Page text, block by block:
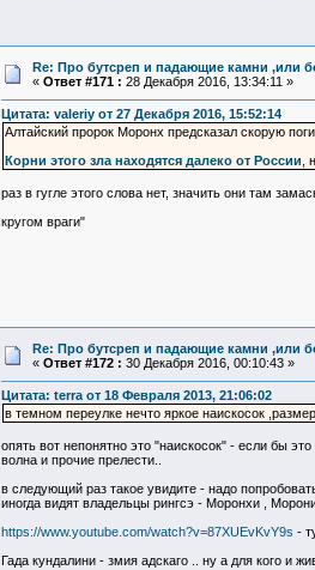
Re: Про бутсреп и падающие камни ,или
« Ответ #171 : 28 Декабря 2016, 13:34:11 »
Цитата: valeriy от 27 Декабря 2016, 15:52:14
Алтайский пророк Моронх предсказал скорую
Корни этого зла находятся далеко от России ,
раз в гугле этого слова нет, значить они там
кругом враги"
Re: Про бутсреп и падающие камни ,или
« Ответ #172 : 30 Декабря 2016, 00:10:43 »
Цитата: terra от 18 Февраля 2013, 21:06:02
в темном переулке нечто яркое наискосок
опять вот непонятно это "наискосок" - если бы
волна и прочие прелести..
в следующий раз такое увидите - надо
иногда видят владельцы рингсэ - Моронхи ,
https://www.youtube.com/watch?v=87XUEvKvY9s -
Гада кундалини - змия адскаго .. ну а для кого и